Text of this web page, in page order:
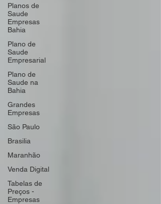
Planos de
Saude
Empresas
Bahia
Plano de
Saude
Empresarial
Plano de
Saude na
Bahia
Grandes
Empresas
São Paulo
Brasilia
Maranhão
Venda Digital
Tabelas de
Preços -
Empresas